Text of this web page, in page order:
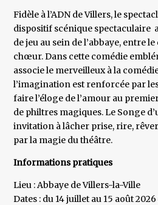
Fidèle à l’ADN de Villers, le
dispositif scénique spectaculaire
de jeu au sein de l’abbaye, entre
chœur. Dans cette comédie
associe le merveilleux à la
l’imagination est renforcée par
faire l’éloge de l’amour au
de philtres magiques. Le Songe
invitation à lâcher prise, rire,
par la magie du théâtre.
Informations pratiques
Lieu : Abbaye de Villers-la-Ville
Dates : du 14 juillet au 15 août